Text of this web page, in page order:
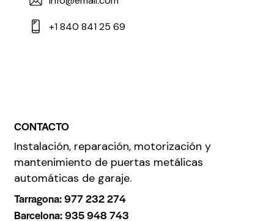
+1 840 841 25 69
CONTACTO
Instalación, reparación, motorización y
mantenimiento de puertas metálicas
automáticas de garaje.
Tarragona: 977 232 274
Barcelona: 935 948 743